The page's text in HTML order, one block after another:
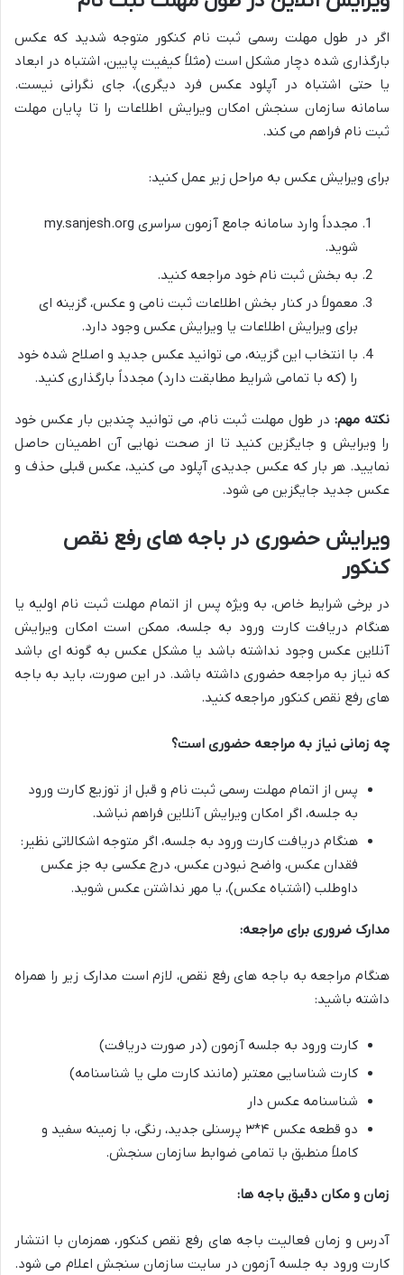
اگر در طول مهلت رسمی ثبت نام کنکور متوجه شدید که عکس
بارگذاری شده دچار مشکل است (مثلاً کیفیت پایین، اشتباه در ابعاد
یا حتی اشتباه در آپلود عکس فرد دیگری)، جای نگرانی نیست.
سامانه سازمان سنجش امکان ویرایش اطلاعات را تا پایان مهلت
ثبت نام فراهم می کند.
برای ویرایش عکس به مراحل زیر عمل کنید:
مجدداً وارد سامانه جامع آزمون سراسری my.sanjesh.org
شوید.
به بخش ثبت نام خود مراجعه کنید.
معمولاً در کنار بخش اطلاعات ثبت نامی و عکس، گزینه ای
برای ویرایش اطلاعات یا ویرایش عکس وجود دارد.
با انتخاب این گزینه، می توانید عکس جدید و اصلاح شده خود
را (که با تمامی شرایط مطابقت دارد) مجدداً بارگذاری کنید.
نکته مهم: در طول مهلت ثبت نام، می توانید چندین بار عکس خود
را ویرایش و جایگزین کنید تا از صحت نهایی آن اطمینان حاصل
نمایید. هر بار که عکس جدیدی آپلود می کنید، عکس قبلی حذف و
عکس جدید جایگزین می شود.
ویرایش حضوری در باجه های رفع نقص
کنکور
در برخی شرایط خاص، به ویژه پس از اتمام مهلت ثبت نام اولیه یا
هنگام دریافت کارت ورود به جلسه، ممکن است امکان ویرایش
آنلاین عکس وجود نداشته باشد یا مشکل عکس به گونه ای باشد
که نیاز به مراجعه حضوری داشته باشد. در این صورت، باید به باجه
های رفع نقص کنکور مراجعه کنید.
چه زمانی نیاز به مراجعه حضوری است؟
پس از اتمام مهلت رسمی ثبت نام و قبل از توزیع کارت ورود
به جلسه، اگر امکان ویرایش آنلاین فراهم نباشد.
هنگام دریافت کارت ورود به جلسه، اگر متوجه اشکالاتی نظیر:
فقدان عکس، واضح نبودن عکس، درج عکسی به جز عکس
داوطلب (اشتباه عکس)، یا مهر نداشتن عکس شوید.
مدارک ضروری برای مراجعه:
هنگام مراجعه به باجه های رفع نقص، لازم است مدارک زیر را همراه
داشته باشید:
کارت ورود به جلسه آزمون (در صورت دریافت)
کارت شناسایی معتبر (مانند کارت ملی یا شناسنامه)
شناسنامه عکس دار
دو قطعه عکس ۴*۳ پرسنلی جدید، رنگی، با زمینه سفید و
کاملاً منطبق با تمامی ضوابط سازمان سنجش.
زمان و مکان دقیق باجه ها:
آدرس و زمان فعالیت باجه های رفع نقص کنکور، همزمان با انتشار
کارت ورود به جلسه آزمون در سایت سازمان سنجش اعلام می شود.